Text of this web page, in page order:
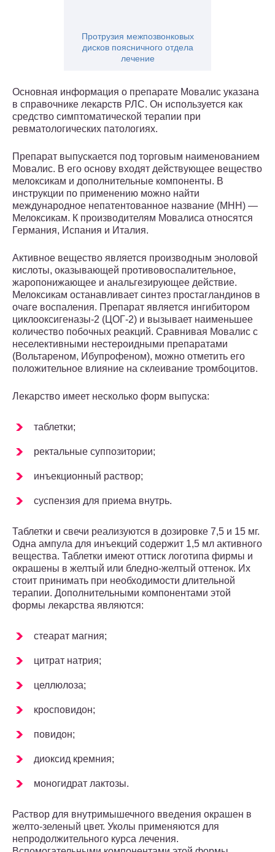
Протрузия межпозвонковых
дисков поясничного отдела
лечение
Основная информация о препарате Мовалис указана
в справочнике лекарств РЛС. Он используется как
средство симптоматической терапии при
ревматологических патологиях.
Препарат выпускается под торговым наименованием
Мовалис. В его основу входят действующее вещество
мелоксикам и дополнительные компоненты. В
инструкции по применению можно найти
международное непатентованное название (МНН) —
Мелоксикам. К производителям Мовалиса относятся
Германия, Испания и Италия.
Активное вещество является производным эноловой
кислоты, оказывающей противовоспалительное,
жаропонижающее и анальгезирующее действие.
Мелоксикам останавливает синтез простагландинов в
очаге воспаления. Препарат является ингибитором
циклооксигеназы-2 (ЦОГ-2) и вызывает наименьшее
количество побочных реакций. Сравнивая Мовалис с
неселективными нестероидными препаратами
(Вольтареном, Ибупрофеном), можно отметить его
положительное влияние на склеивание тромбоцитов.
Лекарство имеет несколько форм выпуска:
таблетки;
ректальные суппозитории;
инъекционный раствор;
суспензия для приема внутрь.
Таблетки и свечи реализуются в дозировке 7,5 и 15 мг.
Одна ампула для инъекций содержит 1,5 мл активного
вещества. Таблетки имеют оттиск логотипа фирмы и
окрашены в желтый или бледно-желтый оттенок. Их
стоит принимать при необходимости длительной
терапии. Дополнительными компонентами этой
формы лекарства являются:
стеарат магния;
цитрат натрия;
целлюлоза;
кросповидон;
повидон;
диоксид кремния;
моногидрат лактозы.
Раствор для внутримышечного введения окрашен в
желто-зеленый цвет. Уколы применяются для
непродолжительного курса лечения.